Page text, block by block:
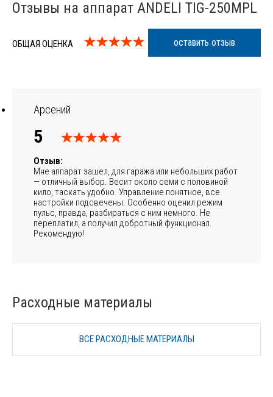
Отзывы на аппарат ANDELI TIG-250MPL
ОБЩАЯ ОЦЕНКА оставить отзыв
Арсений
5
Отзыв:
Мне аппарат зашел, для гаража или небольших работ
— отличный выбор. Весит около семи с половиной
кило, таскать удобно. Управление понятное, все
настройки подсвечены. Особенно оценил режим
пульс, правда, разбираться с ним немного. Не
переплатил, а получил добротный функционал.
Рекомендую!
Расходные материалы
ВСЕ РАСХОДНЫЕ МАТЕРИАЛЫ